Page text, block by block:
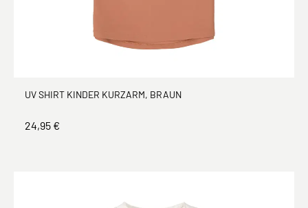
UV SHIRT KINDER KURZARM, BRAUN
24,95 €